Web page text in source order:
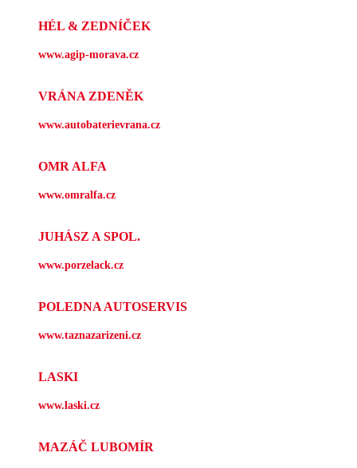
HÉL & ZEDNÍČEK
www.agip-morava.cz
VRÁNA ZDENĚK
www.autobaterievrana.cz
OMR ALFA
www.omralfa.cz
JUHÁSZ A SPOL.
www.porzelack.cz
POLEDNA AUTOSERVIS
www.taznazarizeni.cz
LASKI
www.laski.cz
MAZÁČ LUBOMÍR